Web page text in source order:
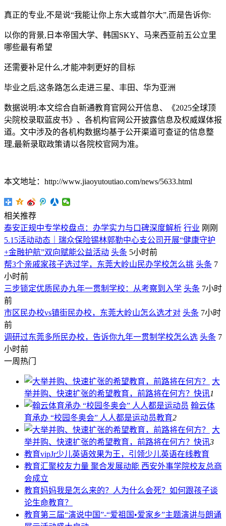
真正的专业,不是说“我能让你上东大或首尔大”,而是告诉你:
以你的背景,日本帝国大学、韩国SKY、马来西亚前五公立里
哪些最有希望
还需要补足什么,才能冲刺更好的目标
毕业之后,这条路怎么走进三星、丰田、华为亚洲
数据说明:本文综合自新通教育官网公开信息、《2025全球顶
尖院校录取蓝皮书》、各机构官网公开披露信息及权威媒体报
道。文中涉及的各机构数据均基于公开渠道可查证的信息整
理,最新录取政策请以各院校官网为准。
本文地址：http://www.jiaoyutoutiao.com/news/5633.html
相关推荐
泰安正规中专学校盘点：办学实力与口碑深度解析 行业 刚刚
5.15活动动态｜瑞众保险锡林郭勒中心支公司开展“健康守护
+金融护航”双向赋能公益活动 头条 5小时前
帮3个亲戚家孩子选过学，东莞大岭山民办学校怎么挑 头条 7
小时前
三步锁定优质民办九年一贯制学校：从考察到入学 头条 7小时
前
市区民办校vs镇街民办校，东莞大岭山怎么选才对 头条 7小时
前
调研过东莞多所民办校，告诉你九年一贯制学校怎么选 头条 7
小时前
一周热门
大
举并购、快速扩张的希望教育，前路将在何方？ 快讯1
翰云体
育承办 “校园冬奥会” 人人都是运动员教育2
大
举并购、快速扩张的希望教育，前路将在何方？ 快讯3
教育vipJr少儿英语效果为王，引领少儿英语在线教育
教育汇聚校友力量 聚合发展动能 西安外事学院校友总商
会成立
教育妈妈我是怎么来的？人为什么会死？如何跟孩子谈
论生命教育？
教育第三届“演说中国”-“爱祖国•爱家乡”主题演讲与朗诵